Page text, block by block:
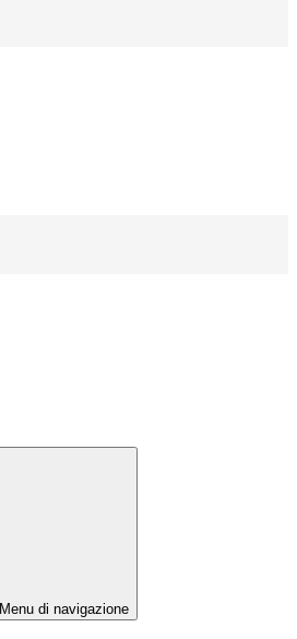
Menu di navigazione